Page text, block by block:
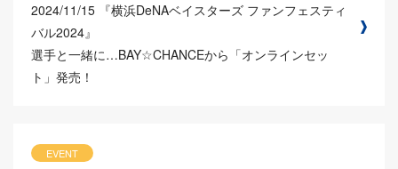
2024/11/15 『横浜DeNAベイスターズ ファンフェスティ
バル2024』
選手と一緒に…BAY☆CHANCEから「オンラインセッ
ト」発売！
EVENT